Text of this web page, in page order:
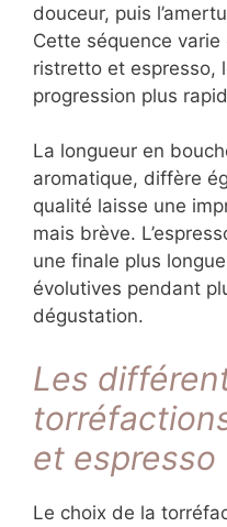
douceur, puis
Cette séquence
ristretto et espresso,
progression plus
La longueur en
aromatique, diffère
qualité laisse une
mais brève.
une finale plus
évolutives pendant
dégustation.
Les
et espresso
Le choix de la